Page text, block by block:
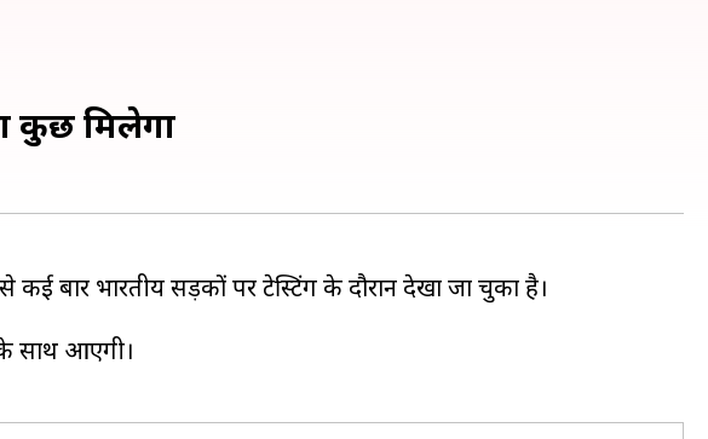
कुछ मिलेगा
बार भारतीय सड़कों पर टेस्टिंग के दौरान देखा जा चुका है।
साथ आएगी।